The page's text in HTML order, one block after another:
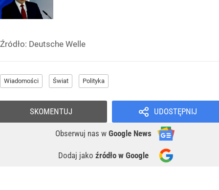
Źródło: Deutsche Welle
Wiadomości Świat Polityka
UDOSTĘPNIJ
Obserwuj nas w Google News
Dodaj jako źródło w Google
SKOMENTUJ